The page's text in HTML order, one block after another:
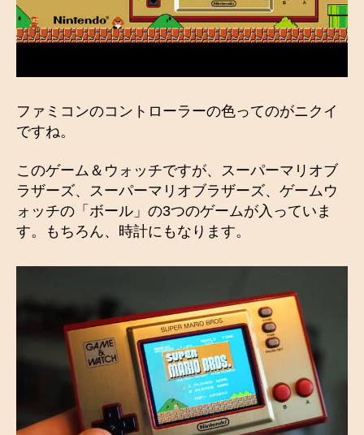
ファミコンのコントローラーの色ってのがニクイ
ですね。
このゲーム＆ウォッチですが、スーパーマリオブ
ラザーズ、スーパーマリオブラザーズ、ゲームウ
ォッチの「ボール」の3つのゲームが入っていま
す。もちろん、時計にもなります。